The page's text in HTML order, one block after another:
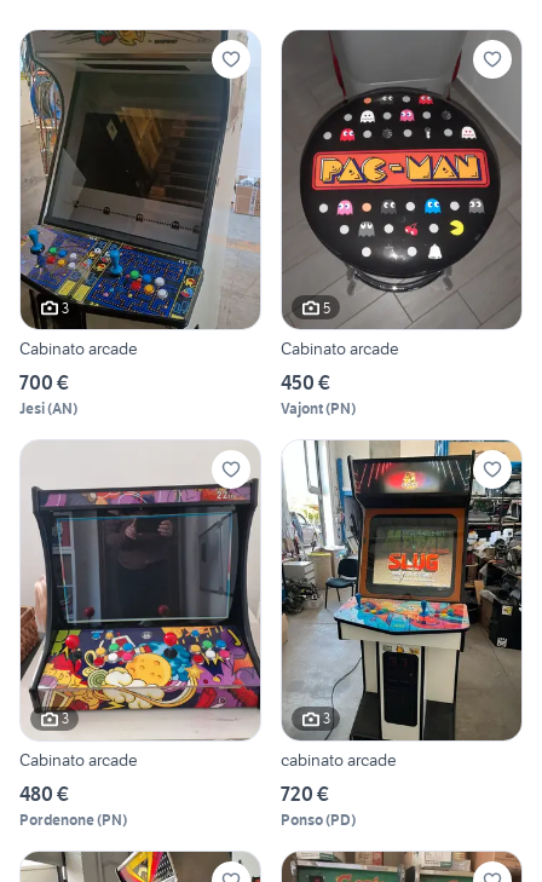
3
Cabinato arcade
700 €
Jesi(AN)
5
Cabinato arcade
450 €
Vajont(PN)
3
Cabinato arcade
480 €
Pordenone(PN)
3
cabinato arcade
720 €
Ponso(PD)